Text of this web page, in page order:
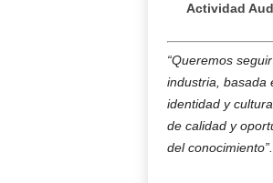
Actividad
“Queremos
industria, basada
identidad y
de calidad y
del conocimiento”.